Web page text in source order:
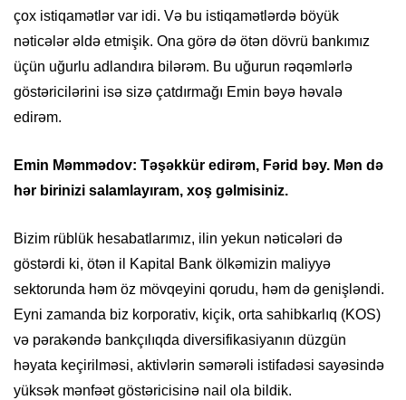
çox istiqamətlər var idi. Və bu istiqamətlərdə böyük
nəticələr əldə etmişik. Ona görə də ötən dövrü bankımız
üçün uğurlu adlandıra bilərəm. Bu uğurun rəqəmlərlə
göstəricilərini isə sizə çatdırmağı Emin bəyə həvalə
edirəm.
Emin Məmmədov: Təşəkkür edirəm, Fərid bəy. Mən də
hər birinizi salamlayıram, xoş gəlmisiniz.
Bizim rüblük hesabatlarımız, ilin yekun nəticələri də
göstərdi ki, ötən il Kapital Bank ölkəmizin maliyyə
sektorunda həm öz mövqeyini qorudu, həm də genişləndi.
Eyni zamanda biz korporativ, kiçik, orta sahibkarlıq (KOS)
və pərakəndə bankçılıqda diversifikasiyanın düzgün
həyata keçirilməsi, aktivlərin səmərəli istifadəsi sayəsində
yüksək mənfəət göstəricisinə nail ola bildik.